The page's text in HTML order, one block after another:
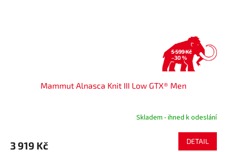
5 599 Kč
–30 %
Mammut Alnasca Knit III Low GTX® Men
Skladem - ihned k odeslání
3 919 Kč DETAIL